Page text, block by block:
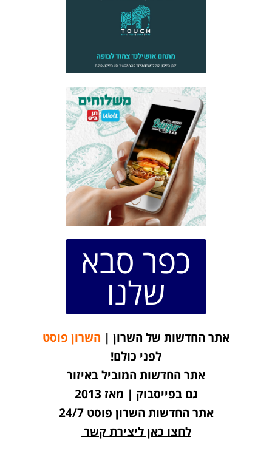
כפר סבא
שלנו
אתר החדשות של השרון | השרון פוסט
לפני כולם!
אתר החדשות המוביל באיזור
גם בפייסבוק | מאז 2013
אתר החדשות השרון פוסט 24/7
לחצו כאן ליצירת קשר